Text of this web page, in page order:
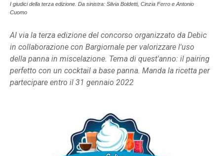
I giudici della terza edizione. Da sinistra: Silvia Boldetti, Cinzia Ferro e Antonio
Cuomo
Al via la terza edizione del concorso organizzato da Debic
in collaborazione con Bargiornale per valorizzare l'uso
della panna in miscelazione. Tema di quest'anno: il pairing
perfetto con un cocktail a base panna. Manda la ricetta per
partecipare entro il 31 gennaio 2022